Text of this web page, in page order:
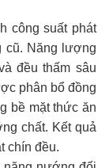
công suất phát
cũ. Năng lượng
đều thấm sâu
phân bổ đồng
bề mặt thức ăn
chất. Kết quả
chín đều.